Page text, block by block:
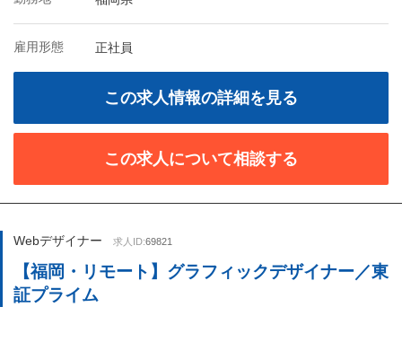
雇用形態 正社員
この求人情報の詳細を見る
この求人について相談する
Webデザイナー 求人ID:69821
【福岡・リモート】グラフィックデザイナー／東
証プライム